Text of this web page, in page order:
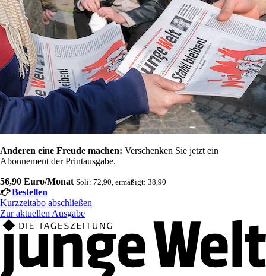
Anderen eine Freude machen: Verschenken Sie jetzt ein
Abonnement der Printausgabe.
56,90 Euro/Monat Soli: 72,90, ermäßigt: 38,90
Bestellen
Kurzzeitabo abschließen
Zur aktuellen Ausgabe